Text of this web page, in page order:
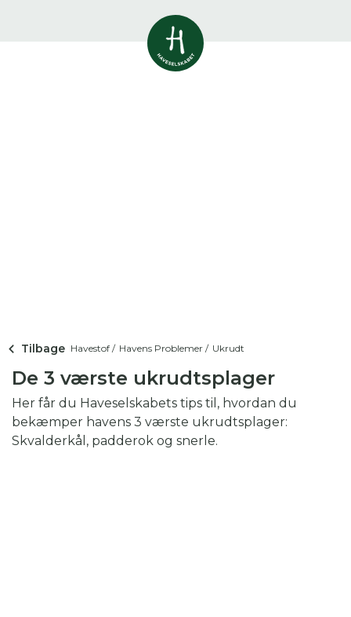
Tilbage Havestof / Havens Problemer / Ukrudt
De 3 værste ukrudtsplager
Her får du Haveselskabets tips til, hvordan du
bekæmper havens 3 værste ukrudtsplager:
Skvalderkål, padderok og snerle.